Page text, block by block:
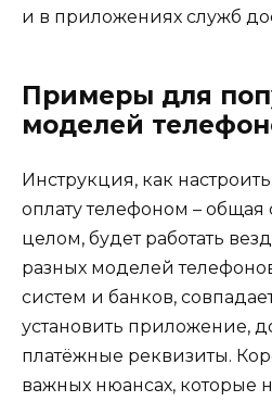
и в приложениях служб
Примеры для
моделей
Инструкция, как
оплату телефоном – общая
целом, будет работать
разных моделей
систем и банков,
установить приложение,
платёжные реквизиты.
важных нюансах, которые